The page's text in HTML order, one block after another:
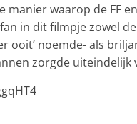
waarop de FF
in dit filmpje zowel
ooit’ noemde- als
zorgde